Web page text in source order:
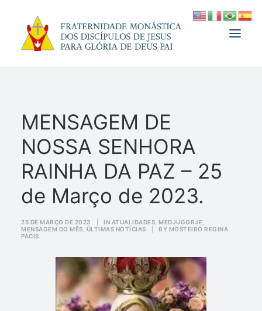
FUNDADOR
MEDJUGORJE
ESPIRITUALIDADE
ATUALIDADES
INFORMATIVO
DOAÇÃO
MENSAGEM DE
NOSSA SENHORA
RAINHA DA PAZ – 25
de Março de 2023.
25 DE MARÇO DE 2023 IN ATUALIDADES MEDJUGORJE
MENSAGEM DO MÊS ÚLTIMAS NOTÍCIAS BY MOSTEIRO REGINA
PACIS